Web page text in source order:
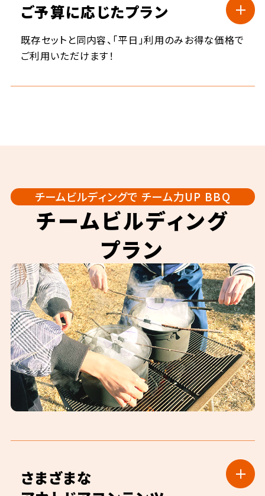
開催事例01
コミュニケーションに！
卒園謝恩会を兼ねて、子供と
平日定休の職場特権！
職業柄平日が定休なので、職
場の仲間とほぼ貸し切りなゆ
ったりBBQができました。
開催事例04
新入社員の
オリエンテーション！
新入社員と人事部で入社オリ
エンテーション兼ねて、コミュ
ニケーションBBQでした。リラ
ックスムードで過ごせました。
学生でよかった！
大学のサークル仲間と有志の
BBQでした。平日のお得なプ
地域サークルの集まりで
地域のサークル仲間でBBQで
した。年配者が多いので、買い
ご予算に応じたプラン
既存セットと同内容、「平日」利用のみお得な価格で
ご利用いただけます！
平日限定団体プラン
都立新木場公園バーベキュー広場
エミパーク和光樹林バーベキュー広場
対象プラン
（オールドリンク飲み放題付き）
※例：昭和記念公園で「ベーシックBBQセット」を利用した
場合3,980円＋2,200円＝6,180円が、5,500円にてご提
供！
・ベーシックBBQセット＋オールドリンク飲
み放題
1名さま 5,500円（税込）
・STEOPUT BBQ（新木場公園BBQ）セッ
ト＋オールドリンク飲み放題
１名さま 6,000円（税込）
・ステーキ肉付きBBQセット＋オールドリン
ク飲み放題
BBQPITあざみ野ガーデンズ
チームビルディングで チーム力UP BBQ
チームビルディング
プラン
さまざまな